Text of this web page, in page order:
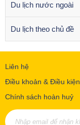
Du lịch nước ngoài
Du lịch theo chủ đề
Liên hệ
Điều khoản & Điều kiện
Chính sách hoàn huỷ